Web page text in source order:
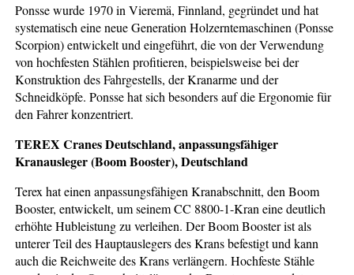
Ponsse wurde 1970 in Vieremä, Finnland, gegründet und hat
systematisch eine neue Generation Holzerntemaschinen (Ponsse
Scorpion) entwickelt und eingeführt, die von der Verwendung
von hochfesten Stählen profitieren, beispielsweise bei der
Konstruktion des Fahrgestells, der Kranarme und der
Schneidköpfe. Ponsse hat sich besonders auf die Ergonomie für
den Fahrer konzentriert.
TEREX Cranes Deutschland, anpassungsfähiger
Kranausleger (Boom Booster), Deutschland
Terex hat einen anpassungsfähigen Kranabschnitt, den Boom
Booster, entwickelt, um seinem CC 8800-1-Kran eine deutlich
erhöhte Hubleistung zu verleihen. Der Boom Booster ist als
unterer Teil des Hauptauslegers des Krans befestigt und kann
auch die Reichweite des Krans verlängern. Hochfeste Stähle